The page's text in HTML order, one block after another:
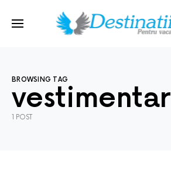
BROWSING TAG
vestimentar
1 POST